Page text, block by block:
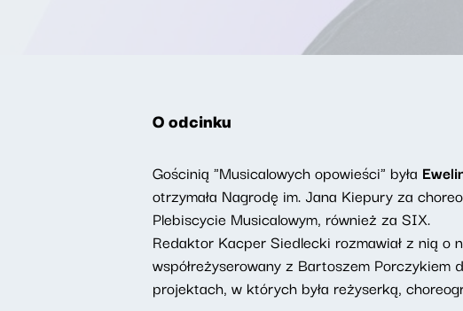
O odcinku
Gościnią "Musicalowych opowieści" była
otrzymała Nagrodę im. Jana Kiepury za
Plebiscycie Musicalowym, również za SIX.
Redaktor Kacper Siedlecki rozmawiał z nią
współreżyserowany z Bartoszem
projektach, w których była reżyserką,